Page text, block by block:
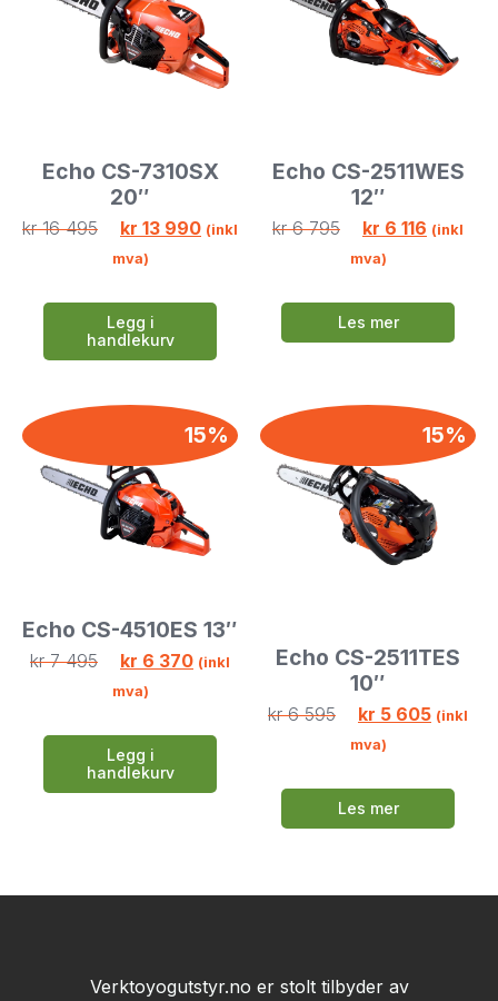
Echo CS-7310SX
20″
kr16 495 kr 13 990 (inkl
mva)
Legg i
handlekurv
Echo CS-2511WES
12″
kr6 795 kr 6 116 (inkl
mva)
Les mer
15%
Echo CS-4510ES 13″
kr7 495 kr 6 370 (inkl
mva)
Legg i
handlekurv
15%
Echo CS-2511TES
10″
kr6 595 kr 5 605 (inkl
mva)
Les mer
Verktoyogutstyr.no er stolt tilbyder av